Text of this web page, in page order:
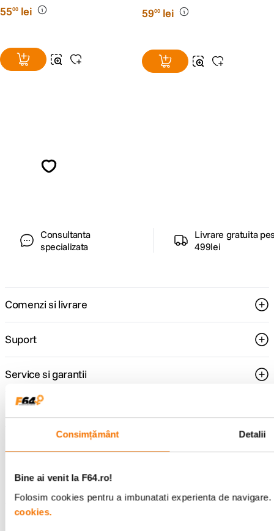
Consimțământ Detalii
Bine ai venit la F64.ro!
Folosim cookies pentru a imbunatati experienta de
cookies.
5500 lei 5900 lei
Consultanta
specializata
Livrare gratuita
499lei
Comenzi si livrare
Suport
Service si garantii
F64 Studio
Urmareste-ne